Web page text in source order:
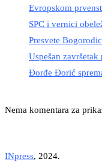
Evropskom
SPC i vernici
Presvete
Uspešan
Đorđe Đorić
Nema komentara za
INpress, 2024.